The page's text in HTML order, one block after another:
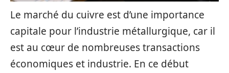
Le marché du cuivre est d’une importance
capitale pour l’industrie métallurgique, car il
est au cœur de nombreuses transactions
économiques et industrie. En ce début